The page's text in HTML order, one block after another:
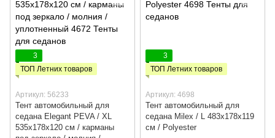
3
ТОП Летних товаров
Артикул: 56233
Тент автомобильный для
седана Elegant PEVA / XL
535x178x120 см / карманы
3
ТОП Летних товаров
Артикул: 4698
Тент автомобильный для
седана Milex / L 483x178x119
см / Polyester